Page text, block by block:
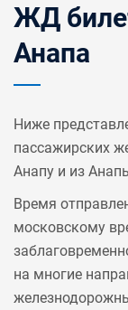
ЖД
Анапа
Ниже
пассажирских
Анапу и из
Время
московскому
на многие